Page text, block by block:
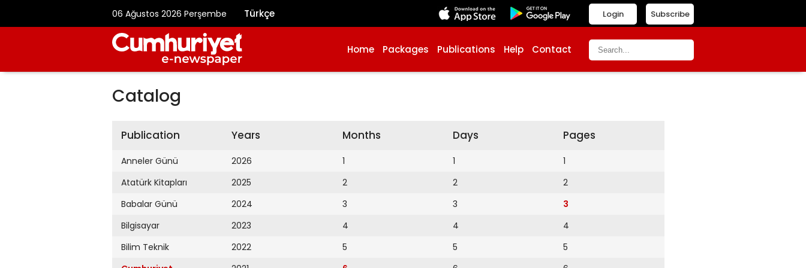
06 Ağustos 2026 Perşembe Türkçe Subscribe
Login
Home Packages Publications Help Contact
Catalog
Publication
Anneler Günü
Atatürk Kitapları
Babalar Günü
Bilgisayar
Bilim Teknik
Years
2026
2025
2024
2023
2022
Months
1
2
3
4
5
Days
1
2
3
4
5
Pages
1
2
3
4
5